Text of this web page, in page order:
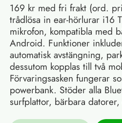
169 kr med fri frakt (ord.
trådlösa in ear-hörlurar i16
mikrofon, kompatibla med
Android. Funktioner
automatisk avstängning,
dessutom kopplas till två
Förvaringsasken fungerar
powerbank. Stöder alla
surfplattor, bärbara datorer,